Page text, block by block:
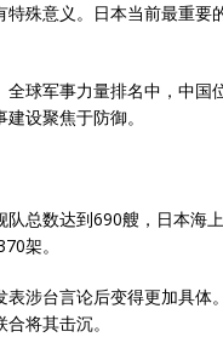
殊意义。日本当前最重
全球军事力量排名中，中国
设聚焦于防御。
总数达到690艘，日本海
架。
涉台言论后变得更加具
将其击沉。